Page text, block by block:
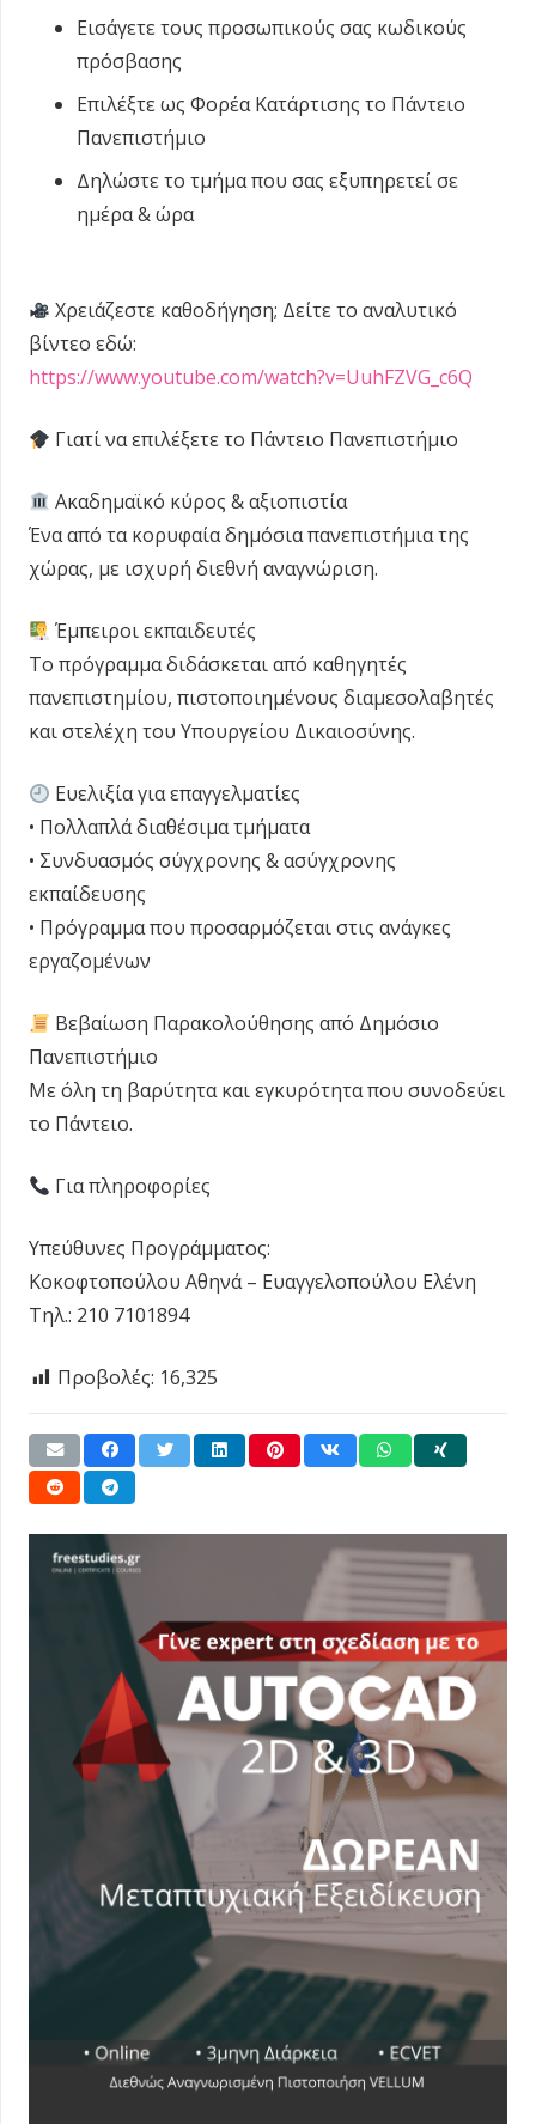
Εισάγετε τους προσωπικούς σας κωδικούς
πρόσβασης
Επιλέξτε ως Φορέα Κατάρτισης το Πάντειο
Πανεπιστήμιο
Δηλώστε το τμήμα που σας εξυπηρετεί σε
ημέρα & ώρα
Χρειάζεστε καθοδήγηση; Δείτε το αναλυτικό
βίντεο εδώ:
https://www.youtube.com/watch?v=UuhFZVG_c6Q
Γιατί να επιλέξετε το Πάντειο Πανεπιστήμιο
Ακαδημαϊκό κύρος & αξιοπιστία
Ένα από τα κορυφαία δημόσια πανεπιστήμια της
χώρας, με ισχυρή διεθνή αναγνώριση.
Έμπειροι εκπαιδευτές
Το πρόγραμμα διδάσκεται από καθηγητές
πανεπιστημίου, πιστοποιημένους διαμεσολαβητές
και στελέχη του Υπουργείου Δικαιοσύνης.
Ευελιξία για επαγγελματίες
• Πολλαπλά διαθέσιμα τμήματα
• Συνδυασμός σύγχρονης & ασύγχρονης
εκπαίδευσης
• Πρόγραμμα που προσαρμόζεται στις ανάγκες
εργαζομένων
Βεβαίωση Παρακολούθησης από Δημόσιο
Πανεπιστήμιο
Με όλη τη βαρύτητα και εγκυρότητα που συνοδεύει
το Πάντειο.
Για πληροφορίες
Υπεύθυνες Προγράμματος:
Κοκοφτοπούλου Αθηνά – Ευαγγελοπούλου Ελένη
Τηλ.: 210 7101894
Προβολές: 16,325